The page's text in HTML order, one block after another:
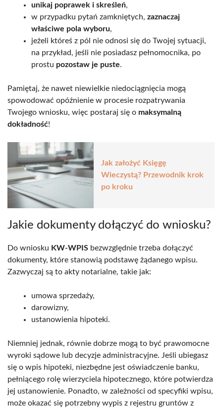
unikaj poprawek i skreśleń,
w przypadku pytań zamkniętych, zaznaczaj
właściwe pola wyboru,
jeżeli któreś z pól nie odnosi się do Twojej sytuacji,
na przykład, jeśli nie posiadasz pełnomocnika, po
prostu pozostaw je puste.
Pamiętaj, że nawet niewielkie niedociągnięcia mogą
spowodować opóźnienie w procesie rozpatrywania
Twojego wniosku, więc postaraj się o maksymalną
dokładność!
Jak założyć Księgę
Wieczystą? Przewodnik krok
po kroku
Jakie dokumenty dołączyć do wniosku?
Do wniosku KW-WPIS bezwzględnie trzeba dołączyć
dokumenty, które stanowią podstawę żądanego wpisu.
Zazwyczaj są to akty notarialne, takie jak:
umowa sprzedaży,
darowizny,
ustanowienia hipoteki.
Niemniej jednak, równie dobrze mogą to być prawomocne
wyroki sądowe lub decyzje administracyjne. Jeśli ubiegasz
się o wpis hipoteki, niezbędne jest oświadczenie banku,
pełniącego rolę wierzyciela hipotecznego, które potwierdza
jej ustanowienie. Ponadto, w zależności od specyfiki wpisu,
może okazać się potrzebny wypis z rejestru gruntów z